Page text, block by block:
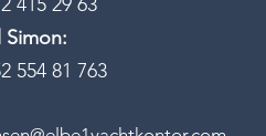
Simon:
554 81 763